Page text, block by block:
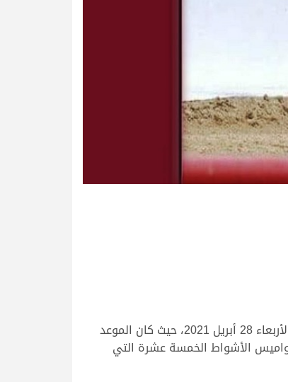
تواصلت منافسات مهرجان الوثبة لسباق الهجن العربية الأصيلة لأبناء القبائل، لليوم الخامس على التوالي بعد ظهر اليوم الأربعاء 28 أبريل 2021، حيث كان الموعد
على نواميس الأشواط الخمسة عشرة التي